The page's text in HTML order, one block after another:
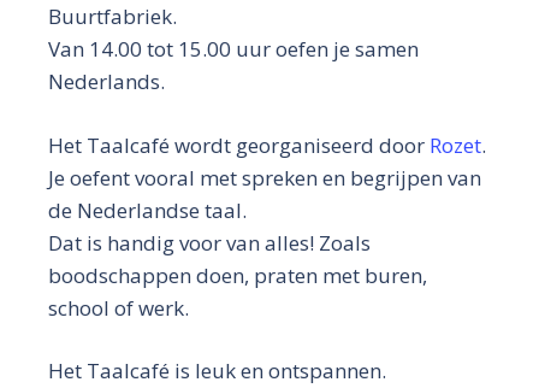
Buurtfabriek.
Van 14.00 tot 15.00 uur oefen je samen
Nederlands.
Het Taalcafé wordt georganiseerd door Rozet.
Je oefent vooral met spreken en begrijpen van
de Nederlandse taal.
Dat is handig voor van alles! Zoals
boodschappen doen, praten met buren,
school of werk.
Het Taalcafé is leuk en ontspannen.